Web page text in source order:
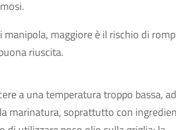
maggiore è il rischio di
riuscita.
a una temperatura troppo bassa, ad
marinatura, soprattutto con